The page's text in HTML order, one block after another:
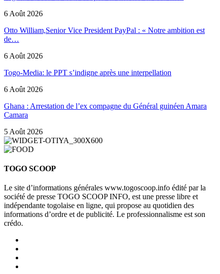
6 Août 2026
Otto William,Senior Vice President PayPal : « Notre ambition est
de…
6 Août 2026
Togo-Media: le PPT s’indigne après une interpellation
6 Août 2026
Ghana : Arrestation de l’ex compagne du Général guinéen Amara
Camara
5 Août 2026
TOGO SCOOP
Le site d’informations générales www.togoscoop.info édité par la
société de presse TOGO SCOOP INFO, est une presse libre et
indépendante togolaise en ligne, qui propose au quotidien des
informations d’ordre et de publicité. Le professionnalisme est son
crédo.